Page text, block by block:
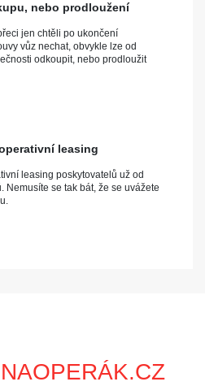
nebo prodloužení
jen chtěli po ukončení
vůz nechat, obvykle lze od
odkoupit, nebo prodloužit
leasing
leasing poskytovatelů už od
Nemusíte se tak bát, že se uvážete